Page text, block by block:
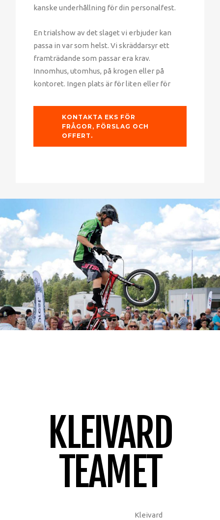
kanske underhållning för din personalfest.
En trialshow av det slaget vi erbjuder kan
passa in var som helst. Vi skräddarsyr ett
framträdande som passar era krav.
Innomhus, utomhus, på krogen eller på
kontoret. Ingen plats är för liten eller för
KONTAKTA EKS FÖR
FRÅGOR, FÖRSLAG OCH
OFFERT.
KLEIVARD
TEAMET
Kleivard